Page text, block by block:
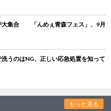
大集合 「んめぇ青森フェス」、9月
うのはNG、正しい応急処置を知って
もっと見る